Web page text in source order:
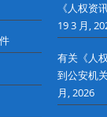
《人权资
19 3 月,
有关《人
到公安机
月, 2026